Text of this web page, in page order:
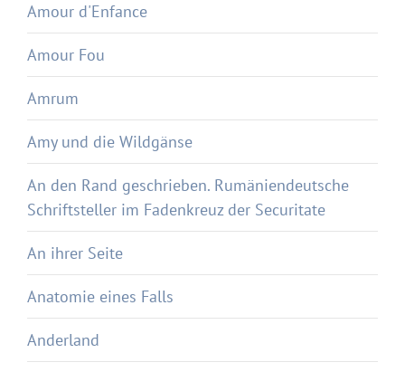
Amour d'Enfance
Amour Fou
Amrum
Amy und die Wildgänse
An den Rand geschrieben. Rumäniendeutsche
Schriftsteller im Fadenkreuz der Securitate
An ihrer Seite
Anatomie eines Falls
Anderland